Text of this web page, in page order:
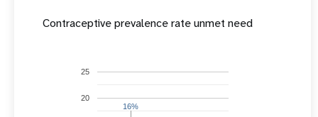
Contraceptive prevalence rate unmet need
20
25
16%
16%